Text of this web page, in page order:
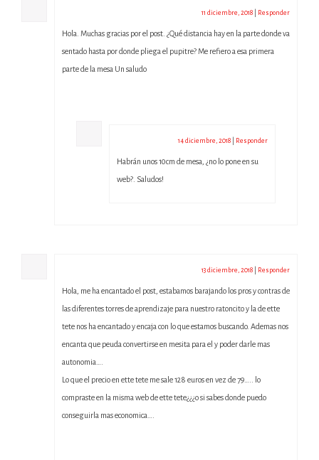
11 diciembre, 2018 Responder
Hola. Muchas gracias por el post. ¿Qué distancia hay en la parte donde va
sentado hasta por donde pliega el pupitre? Me refiero a esa primera
parte de la mesa Un saludo
14 diciembre, 2018 Responder
Habrán unos 10cm de mesa, ¿no lo pone en su
web?. Saludos!
13 diciembre, 2018 Responder
Hola, me ha encantado el post, estabamos barajando los pros y contras de
las diferentes torres de aprendizaje para nuestro ratoncito y la de ette
tete nos ha encantado y encaja con lo que estamos buscando. Ademas nos
encanta que peuda convertirse en mesita para el y poder darle mas
autonomia….
Lo que el precio en ette tete me sale 128 euros en vez de 79….. lo
compraste en la misma web de ette tete¿¿¿o si sabes donde puedo
conseguirla mas economica….